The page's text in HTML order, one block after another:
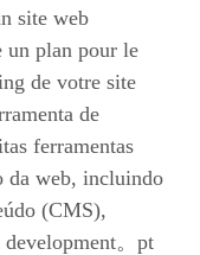
site web
un plan pour le
de votre site
de
ferramentas
da web, incluindo
(CMS),
development。pt